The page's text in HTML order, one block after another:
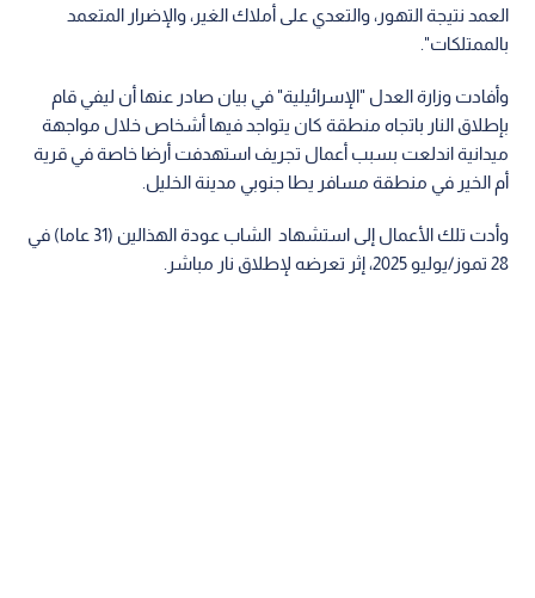
العمد نتيجة التهور، والتعدي على أملاك الغير، والإضرار المتعمد
بالممتلكات".
وأفادت وزارة العدل "الإسرائيلية" في بيان صادر عنها أن ليفي قام
بإطلاق النار باتجاه منطقة كان يتواجد فيها أشخاص خلال مواجهة
ميدانية اندلعت بسبب أعمال تجريف استهدفت أرضا خاصة في قرية
أم الخير في منطقة مسافر يطا جنوبي مدينة الخليل.
وأدت تلك الأعمال إلى استشهاد الشاب عودة الهذالين (31 عاما) في
28 تموز/يوليو 2025، إثر تعرضه لإطلاق نار مباشر.